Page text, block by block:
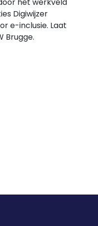
Digiwijzer
e-inclusie. Laat
Brugge.